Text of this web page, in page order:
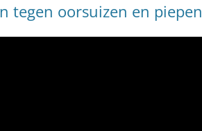
tegen oorsuizen en piepen